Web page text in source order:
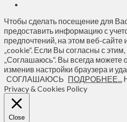
Чтобы сделать посещение для
предоставить информацию с
предпочтений, на этом веб-
„cookie“. Если Вы согласны с
„Соглашаюсь“. Вы всегда можете
изменив настройки браузера и
СОГЛАШАЮСЬ ПОДРОБНЕЕ...
Privacy & Cookies Policy
Close